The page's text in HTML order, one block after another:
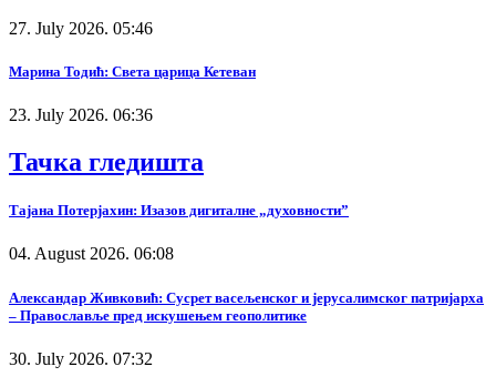
27. July 2026. 05:46
Марина Тодић: Света царица Кетеван
23. July 2026. 06:36
Тачка гледишта
Тајана Потерјахин: Изазов дигиталне „духовности”
04. August 2026. 06:08
Александар Живковић: Сусрет васељенског и јерусалимског патријарха
– Православље пред искушењем геополитике
30. July 2026. 07:32